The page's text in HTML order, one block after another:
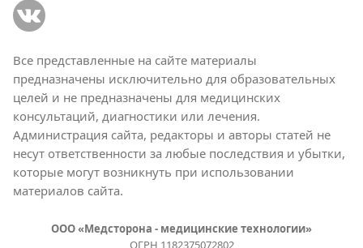
Все представленные на сайте материалы
предназначены исключительно для образовательных
целей и не предназначены для медицинских
консультаций, диагностики или лечения.
Администрация сайта, редакторы и авторы статей не
несут ответственности за любые последствия и убытки,
которые могут возникнуть при использовании
материалов сайта.
ООО «Медсторона - медицинские технологии»
ОГРН 1182375072802